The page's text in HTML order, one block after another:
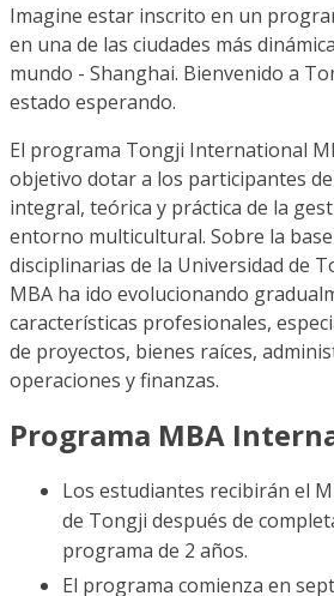
Imagine estar inscrito en un
en una de las ciudades más
mundo - Shanghai. Bienvenido a
estado esperando.
El programa Tongji International
objetivo dotar a los participantes
integral, teórica y práctica de la
entorno multicultural. Sobre la
disciplinarias de la Universidad de
MBA ha ido evolucionando
características profesionales,
de proyectos, bienes raíces,
operaciones y finanzas.
Programa MBA
Los estudiantes recibirán el
de Tongji después de
programa de 2 años.
El programa comienza en